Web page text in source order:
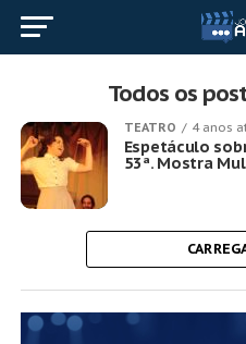
Todos os
TEATRO 4 anos
Espetáculo
53ª. Mostra